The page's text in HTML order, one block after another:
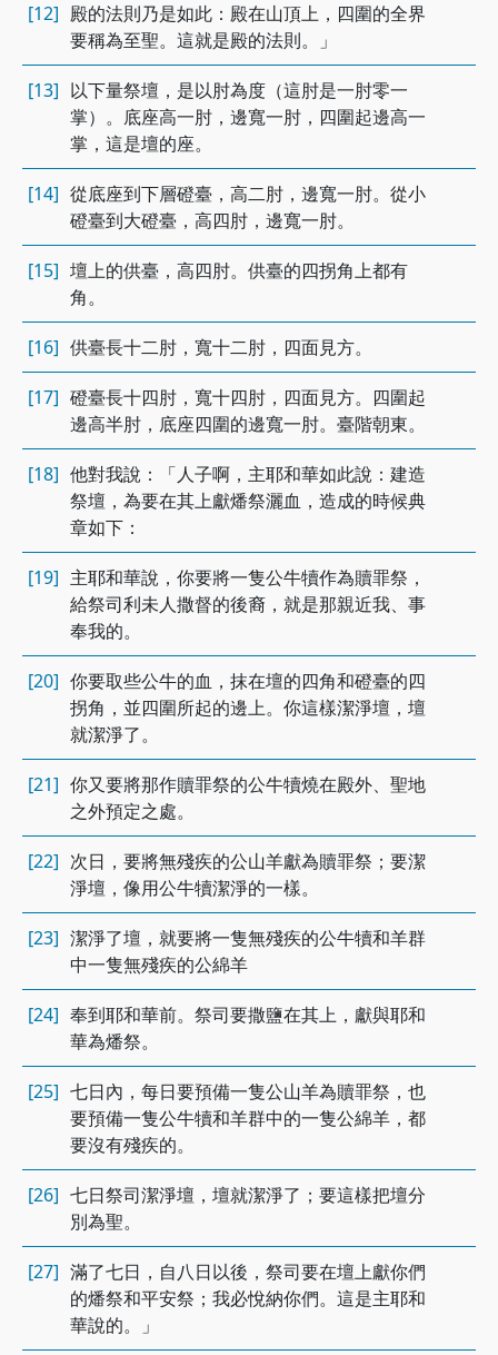
[12] 殿的法則乃是如此：殿在山頂上，四圍的全界
要稱為至聖。這就是殿的法則。」
[13] 以下量祭壇，是以肘為度（這肘是一肘零一
掌）。底座高一肘，邊寬一肘，四圍起邊高一
掌，這是壇的座。
[14] 從底座到下層磴臺，高二肘，邊寬一肘。從小
磴臺到大磴臺，高四肘，邊寬一肘。
[15] 壇上的供臺，高四肘。供臺的四拐角上都有
角。
[16] 供臺長十二肘，寬十二肘，四面見方。
[17] 磴臺長十四肘，寬十四肘，四面見方。四圍起
邊高半肘，底座四圍的邊寬一肘。臺階朝東。
[18] 他對我說：「人子啊，主耶和華如此說：建造
祭壇，為要在其上獻燔祭灑血，造成的時候典
章如下：
[19] 主耶和華說，你要將一隻公牛犢作為贖罪祭，
給祭司利未人撒督的後裔，就是那親近我、事
奉我的。
[20] 你要取些公牛的血，抹在壇的四角和磴臺的四
拐角，並四圍所起的邊上。你這樣潔淨壇，壇
就潔淨了。
[21] 你又要將那作贖罪祭的公牛犢燒在殿外、聖地
之外預定之處。
[22] 次日，要將無殘疾的公山羊獻為贖罪祭；要潔
淨壇，像用公牛犢潔淨的一樣。
[23] 潔淨了壇，就要將一隻無殘疾的公牛犢和羊群
中一隻無殘疾的公綿羊
[24] 奉到耶和華前。祭司要撒鹽在其上，獻與耶和
華為燔祭。
[25] 七日內，每日要預備一隻公山羊為贖罪祭，也
要預備一隻公牛犢和羊群中的一隻公綿羊，都
要沒有殘疾的。
[26] 七日祭司潔淨壇，壇就潔淨了；要這樣把壇分
別為聖。
[27] 滿了七日，自八日以後，祭司要在壇上獻你們
的燔祭和平安祭；我必悅納你們。這是主耶和
華說的。」